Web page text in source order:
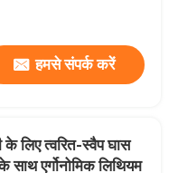
हमसे संपर्क करें
के लिए त्वरित-स्वैप घास
एर्गोनोमिक लिथियम